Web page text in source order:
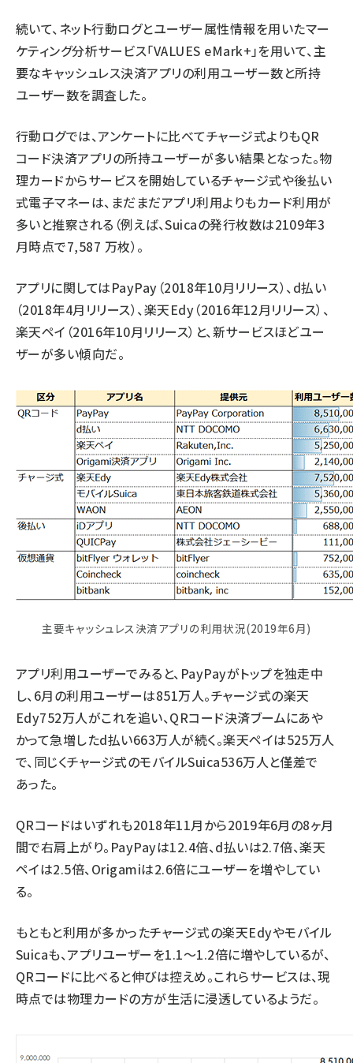
続いて、ネット行動ログとユーザー属性情報を用いたマー
ケティング分析サービス「VALUES eMark+」を用いて、主
要なキャッシュレス決済アプリの利用ユーザー数と所持
ユーザー数を調査した。
行動ログでは、アンケートに比べてチャージ式よりもQR
コード決済アプリの所持ユーザーが多い結果となった。物
理カードからサービスを開始しているチャージ式や後払い
式電子マネーは、まだまだアプリ利用よりもカード利用が
多いと推察される（例えば、Suicaの発行枚数は2109年3
月時点で7,587 万枚）。
アプリに関してはPayPay（2018年10月リリース）、d払い
（2018年4月リリース）、楽天Edy（2016年12月リリース）、
楽天ペイ（2016年10月リリース）と、新サービスほどユー
ザーが多い傾向だ。
主要キャッシュレス決済アプリの利用状況(2019年6月)
アプリ利用ユーザーでみると、PayPayがトップを独走中
し、6月の利用ユーザーは851万人。チャージ式の楽天
Edy752万人がこれを追い、QRコード決済ブームにあや
かって急増したd払い663万人が続く。楽天ペイは525万人
で、同じくチャージ式のモバイルSuica536万人と僅差で
あった。
QRコードはいずれも2018年11月から2019年6月の8ヶ月
間で右肩上がり。PayPayは12.4倍、d払いは2.7倍、楽天
ペイは2.5倍、Origamiは2.6倍にユーザーを増やしてい
る。
もともと利用が多かったチャージ式の楽天Edyやモバイル
Suicaも、アプリユーザーを1.1～1.2倍に増やしているが、
QRコードに比べると伸びは控えめ。これらサービスは、現
時点では物理カードの方が生活に浸透しているようだ。